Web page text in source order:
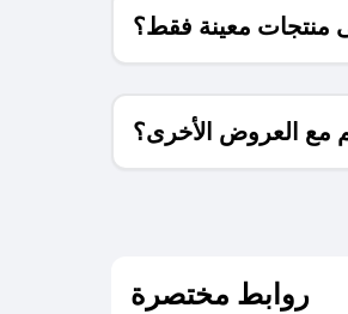
منتجات معينة فقط؟
العروض الأخرى؟
روابط مختصرة